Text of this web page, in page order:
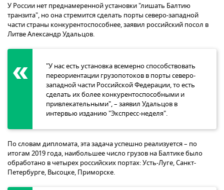
У России нет преднамеренной установки "лишать Балтию
транзита", но она стремится сделать порты северо-западной
части страны конкурентоспособнее, заявил российский посол в
Литве Александр Удальцов.
"У нас есть установка всемерно способствовать
переориентации грузопотоков в порты северо-
западной части Российской Федерации, то есть
сделать их более конкурентоспособными и
привлекательными", – заявил Удальцов в
интервью изданию "Экспресс-неделя".
По словам дипломата, эта задача успешно реализуется – по
итогам 2019 года, наибольшее число грузов на Балтике было
обработано в четырех российских портах: Усть-Луге, Санкт-
Петербурге, Высоцке, Приморске.